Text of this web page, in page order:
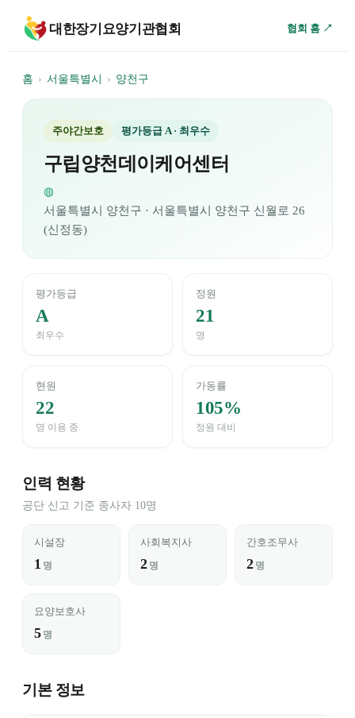
대한장기요양기관협회 협회 홈 ↗
홈 › 서울특별시 › 양천구
주야간보호 평가등급 A· 최우수
구립양천데이케어센터
◍
서울특별시
양천구 · 서울특별시 양천구 신월로 26
(신정동)
평가등급
A
최우수
정원
21
명
현원
22
명 이용 중
가동률
105%
정원 대비
인력 현황
공단 신고 기준 종사자 10명
시설장
1 명
사회복지사
2 명
간호조무사
2 명
요양보호사
5 명
기본 정보